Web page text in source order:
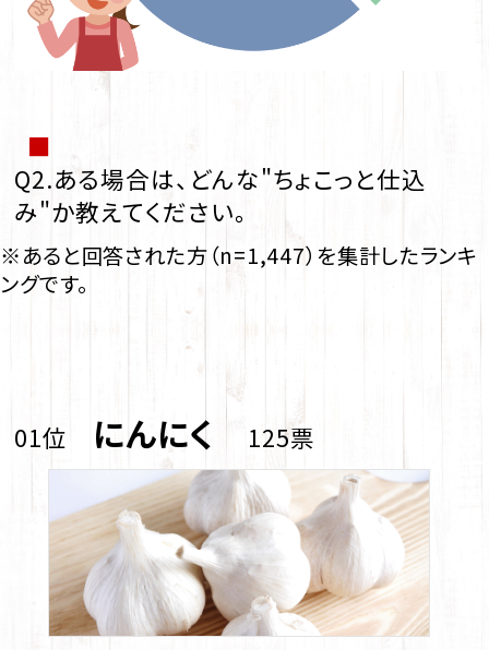
■
Q2.ある場合は、どんな"ちょこっと仕込
み"か教えてください。
※あると回答された方（n=1,447）を集計したランキ
ングです。
01位 にんにく 125票